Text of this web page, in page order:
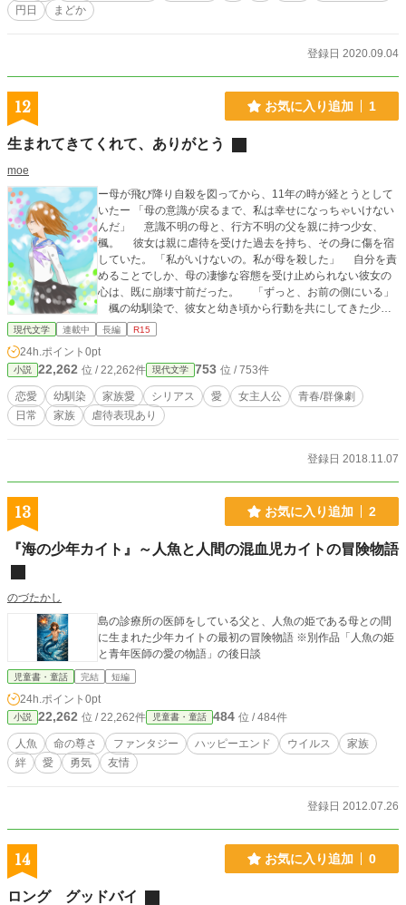
円日
まどか
登録日 2020.09.04
12 お気に入り追加 1
生まれてきてくれて、ありがとう
moe
ー母が飛び降り自殺を図ってから、11年の時が経とうとして
いたー 「母の意識が戻るまで、私は幸せになっちゃいけない
んだ」 意識不明の母と、行方不明の父を親に持つ少女、
楓。 彼女は親に虐待を受けた過去を持ち、その身に傷を宿
していた。 「私がいけないの。私が母を殺した」 自分を責
めることでしか、母の凄惨な容態を受け止められない彼女の
心は、既に崩壊寸前だった。 「ずっと、お前の側にいる」
楓の幼馴染で、彼女と幼き頃から行動を共にしてきた少
年、瑠依。 彼は次第に楓に対する自分の感情に気づいてい
う。 「楓が『家族』であることを望むなら、俺はそうありつ
づける」 『家族』のように近くて、それでもどこか遠い二人
の関係は、11年後の「あの日」を堺に変わっていく。 「楓を
大切にしてくれる人がいて、良かったです」 楓はある日、
朗らかで、でもどこか不思議な少女と出会う。彼女は榛色の
現代文学 連載中 長編 R15
24h.ポイント 0pt
小説 22,262 位 / 22,262件 現代文学 753 位 / 753件
恋愛 幼馴染 家族愛 シリアス 愛 女主人公
青春/群像劇
日常
家族 虐待表現あり
登録日 2018.11.07
13 お気に入り追加 2
『海の少年カイト』～人魚と人間の混血児カイトの冒険物語
のづたかし
島の診療所の医師をしている父と、人魚の姫である母との間
に生まれた少年カイトの最初の冒険物語 ※別作品「人魚の姫
児童書・童話 完結 短編
24h.ポイント 0pt
小説 22,262 位 / 22,262件 児童書・童話 484 位 / 484件
人魚 命の尊さ ファンタジー ハッピーエンド ウイルス
家族
絆
愛 勇気 友情
登録日 2012.07.26
14 お気に入り追加 0
ロング グッドバイ